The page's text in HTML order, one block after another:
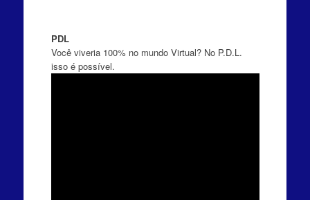
PDL
Você viveria 100% no mundo Virtual? No P.D.L.
isso é possível.